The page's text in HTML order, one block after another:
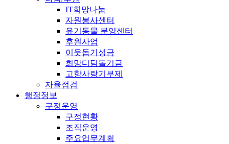
IT희망나눔
자원봉사센터
유기동물 분양센터
후원사업
이웃돕기성금
희망디딤돌기금
고향사랑기부제
자율점검
행정정보
구정운영
구정현황
조직운영
주요업무계획